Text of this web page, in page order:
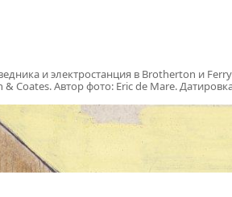
и электростанция в Brotherton и
& Coates. Автор фото: Eric de Mare.